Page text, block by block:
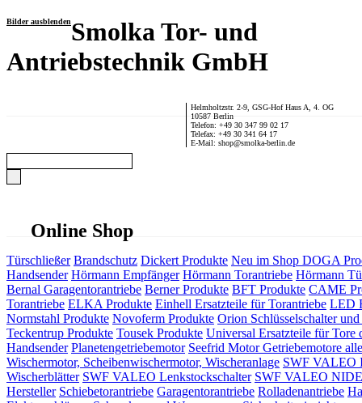
Bilder ausblendenSmolka Tor- und
Antriebstechnik GmbH
Helmholtzstr. 2-9, GSG-Hof Haus A, 4. OG
10587 Berlin
Telefon: +49 30 347 99 02 17
Telefax: +49 30 341 64 17
E-Mail: shop@smolka-berlin.de
Online Shop
Türschließer Brandschutz Dickert Produkte Neu im Shop DOGA
Handsender Hörmann Empfänger Hörmann Torantriebe Hörmann
Bernal Garagentorantriebe Berner Produkte BFT Produkte CAME
Torantriebe ELKA Produkte Einhell Ersatzteile für Torantriebe LED
Normstahl Produkte Novoferm Produkte Orion Schlüsselschalter und
Teckentrup Produkte Tousek Produkte Universal Ersatzteile für Tore
Handsender Planetengetriebemotor Seefrid Motor Getriebemotore
Wischermotor, Scheibenwischermotor, Wischeranlage SWF VALEO
Wischerblätter SWF VALEO Lenkstockschalter SWF VALEO
Hersteller Schiebetorantriebe Garagentorantriebe Rolladenantriebe